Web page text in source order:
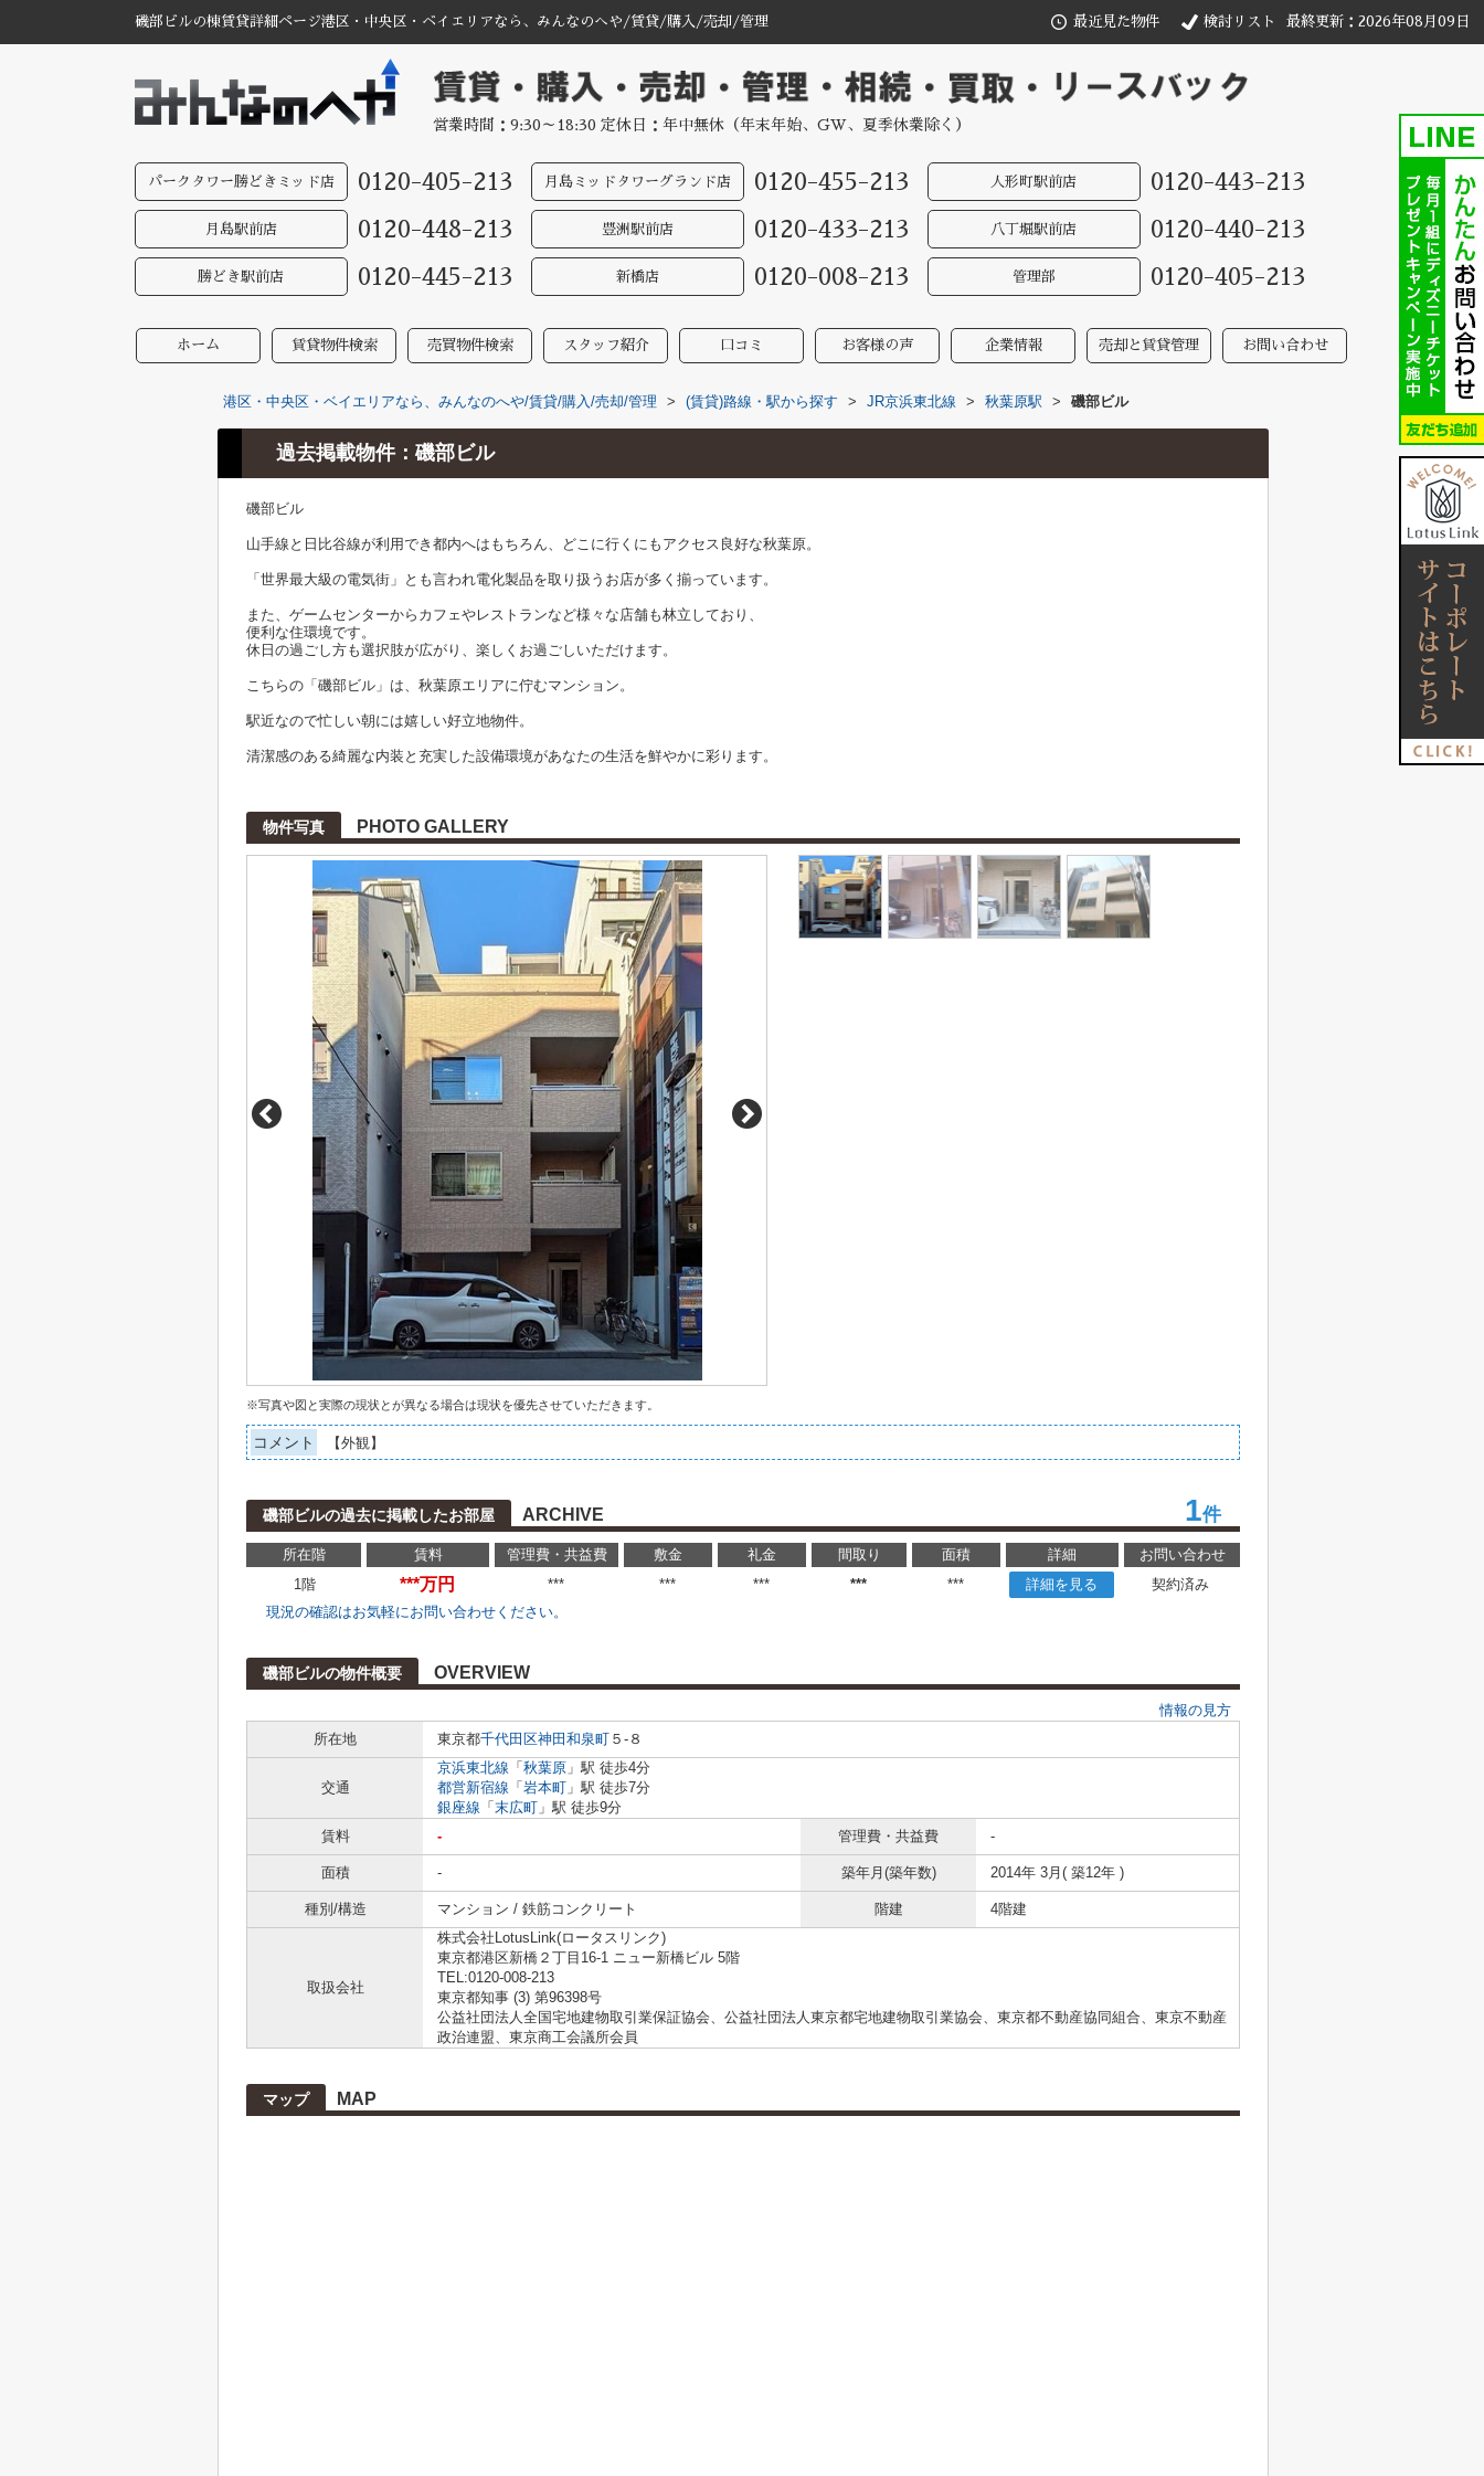
磯部ビルの棟賃貸詳細ページ港区・中央区・ベイエリアなら、みんなのへや/賃貸/購入/売却/管理 最近見た物件 検討リスト 最終更新：2026年08月09日
営業時間：9:30～18:30 定休日：年中無休（年末年始、GW、夏季休業除く）
パークタワー勝どきミッド店 0120-405-213 月島ミッドタワーグランド店 0120-455-213 人形町駅前店 0120-443-213
月島駅前店 0120-448-213 豊洲駅前店 0120-433-213 八丁堀駅前店 0120-440-213
勝どき駅前店 0120-445-213 新橋店 0120-008-213 管理部 0120-405-213
ホーム 賃貸物件検索 売買物件検索 スタッフ紹介 口コミ お客様の声 企業情報 売却と賃貸管理 お問い合わせ
港区・中央区・ベイエリアなら、みんなのへや/賃貸/購入/売却/管理 > (賃貸)路線・駅から探す > JR京浜東北線 > 秋葉原駅 > 磯部ビル
過去掲載物件：磯部ビル
磯部ビル
山手線と日比谷線が利用でき都内へはもちろん、どこに行くにもアクセス良好な秋葉原。
「世界最大級の電気街」とも言われ電化製品を取り扱うお店が多く揃っています。
また、ゲームセンターからカフェやレストランなど様々な店舗も林立しており、
便利な住環境です。
休日の過ごし方も選択肢が広がり、楽しくお過ごしいただけます。
こちらの「磯部ビル」は、秋葉原エリアに佇むマンション。
駅近なので忙しい朝には嬉しい好立地物件。
清潔感のある綺麗な内装と充実した設備環境があなたの生活を鮮やかに彩ります。
物件写真 PHOTO GALLERY
※写真や図と実際の現状とが異なる場合は現状を優先させていただきます。
コメント 【外観】
磯部ビルの過去に掲載したお部屋 ARCHIVE 1件
所在階 賃料 管理費・共益費 敷金 礼金 間取り 面積 詳細
お問い合わせ
1階
***万円 *** *** *** *** *** 詳細を見る
契約済み
現況の確認はお気軽にお問い合わせください。
磯部ビルの物件概要 OVERVIEW
情報の見方
所在地
東京都千代田区神田和泉町 ５-８
交通
京浜東北線 「 秋葉原 」駅 徒歩4分
都営新宿線 「 岩本町 」駅 徒歩7分
銀座線 「 末広町 」駅 徒歩9分
賃料
- 管理費・共益費 -
面積 - 築年月(築年数) 2014年 3月( 築12年 )
種別/構造 マンション / 鉄筋コンクリート 階建 4階建
取扱会社
株式会社LotusLink(ロータスリンク)
東京都港区新橋２丁目16-1 ニュー新橋ビル 5階
TEL:0120-008-213
東京都知事 (3) 第96398号
公益社団法人全国宅地建物取引業保証協会、公益社団法人東京都宅地建物取引業協会、東京都不動産協同組合、東京不動産
政治連盟、東京商工会議所会員
マップ MAP